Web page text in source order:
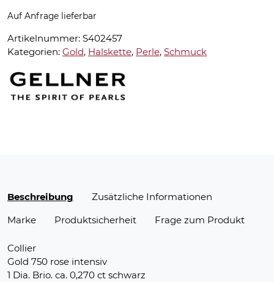
Auf Anfrage lieferbar
Artikelnummer: S402457
Kategorien: Gold, Halskette, Perle, Schmuck
Beschreibung
Zusätzliche Informationen
Marke
Produktsicherheit Frage zum Produkt
Collier
Gold 750 rose intensiv
1 Dia. Brio. ca. 0,270 ct schwarz